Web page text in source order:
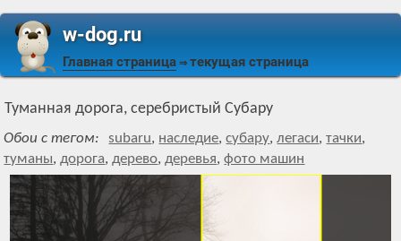
w-dog.ru
Главная страница ⇒ текущая страница
Туманная дорога, серебристый Субару
Обои с тегом: subaru, наследие,субару,легаси,тачки,
туманы,дорога,дерево,деревья,фото машин